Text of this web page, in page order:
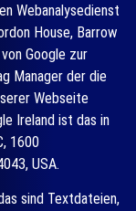
Webanalysedienst
House, Barrow
Google zur
Manager der die
Webseite
Ireland ist das in
1600
USA.
sind Textdateien,